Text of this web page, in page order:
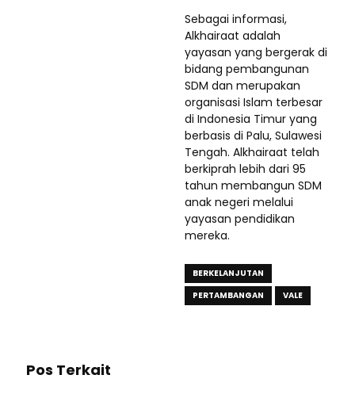
Sebagai informasi,
Alkhairaat adalah
yayasan yang bergerak di
bidang pembangunan
SDM dan merupakan
organisasi Islam terbesar
di Indonesia Timur yang
berbasis di Palu, Sulawesi
Tengah. Alkhairaat telah
berkiprah lebih dari 95
tahun membangun SDM
anak negeri melalui
yayasan pendidikan
mereka.
BERKELANJUTAN
PERTAMBANGAN
VALE
Pos Terkait